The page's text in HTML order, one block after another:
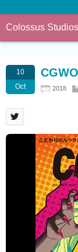
Colossus Studios
10
Oct
2018